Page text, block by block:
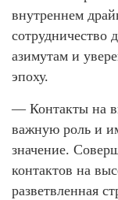
внутреннем
сотрудничество
азимутам и
эпоху.
— Контакты на
важную роль и
значение.
контактов на
разветвленная